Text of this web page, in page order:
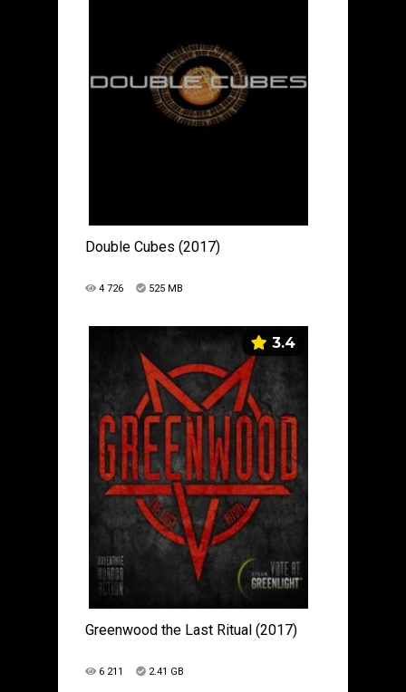
Double Cubes (2017)
4 726 525 MB
3.4
Greenwood the Last Ritual (2017)
6 211 2.41 GB